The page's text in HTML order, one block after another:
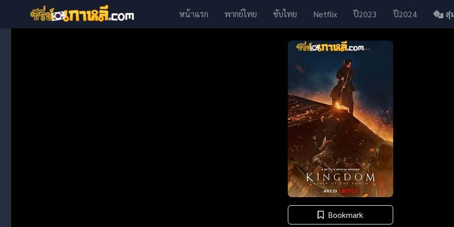
หน้าแรก พากย์ไทย ซับไทย Netflix ปี2023 ปี2024 สุ่
Bookmark